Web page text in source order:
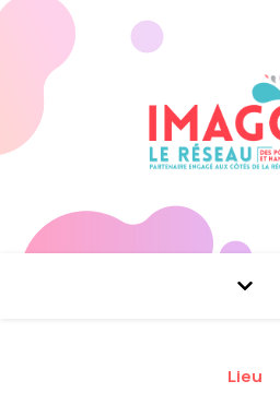
Lieu